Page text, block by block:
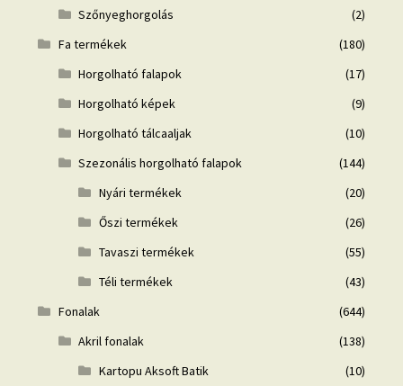
Szőnyeghorgolás
(2)
Fa termékek
(180)
Horgolható falapok
(17)
Horgolható képek
(9)
Horgolható tálcaaljak
(10)
Szezonális horgolható falapok
(144)
Nyári termékek
(20)
Őszi termékek
(26)
Tavaszi termékek
(55)
Téli termékek
(43)
Fonalak
(644)
Akril fonalak
(138)
Kartopu Aksoft Batik
(10)